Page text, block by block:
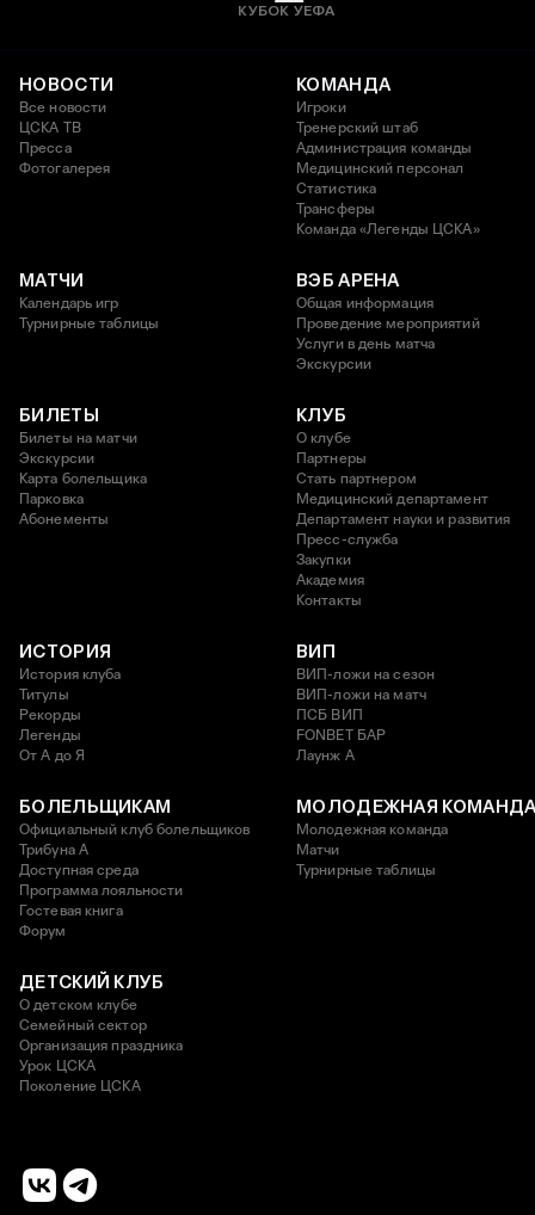
КУБОК УЕФА
НОВОСТИ
Все новости
ЦСКА ТВ
Пресса
Фотогалерея
КОМАНДА
Игроки
Тренерский штаб
Администрация команды
Медицинский персонал
Статистика
Трансферы
Команда «Легенды ЦСКА»
МАТЧИ
Календарь игр
Турнирные таблицы
ВЭБ АРЕНА
Общая информация
Проведение мероприятий
Услуги в день матча
Экскурсии
БИЛЕТЫ
Билеты на матчи
Экскурсии
Карта болельщика
Парковка
Абонементы
КЛУБ
О клубе
Партнеры
Стать партнером
Медицинский департамент
Департамент науки и развития
Пресс-служба
Закупки
Академия
Контакты
ИСТОРИЯ
История клуба
Титулы
Рекорды
Легенды
От А до Я
ВИП
ВИП-ложи на сезон
ВИП-ложи на матч
ПСБ ВИП
FONBET БАР
Лаунж A
БОЛЕЛЬЩИКАМ
Официальный клуб болельщиков
Трибуна А
Доступная среда
Программа лояльности
Гостевая книга
Форум
МОЛОДЕЖНАЯ
Молодежная команда
Матчи
Турнирные таблицы
ДЕТСКИЙ КЛУБ
О детском клубе
Семейный сектор
Организация праздника
Урок ЦСКА
Поколение ЦСКА